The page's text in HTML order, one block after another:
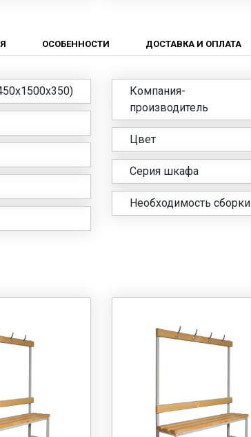
ОСОБЕННОСТИ ДОСТАВКА И ОПЛАТА
Компания-
производитель
Цвет
Серия шкафа
Необходимость сборки